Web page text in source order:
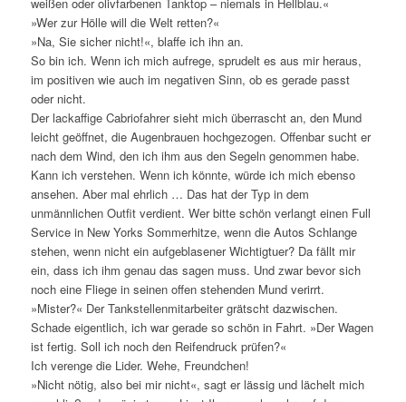
»Wer zur Hölle will die Welt retten?«
»Na, Sie sicher nicht!«, blaffe ich ihn an.
So bin ich. Wenn ich mich aufrege, sprudelt es aus mir heraus,
im positiven wie auch im negativen Sinn, ob es gerade passt
oder nicht.
Der lackaffige Cabriofahrer sieht mich überrascht an, den Mund
leicht geöffnet, die Augenbrauen hochgezogen. Offenbar sucht er
nach dem Wind, den ich ihm aus den Segeln genommen habe.
Kann ich verstehen. Wenn ich könnte, würde ich mich ebenso
ansehen. Aber mal ehrlich … Das hat der Typ in dem
unmännlichen Outfit verdient. Wer bitte schön verlangt einen Full
Service in New Yorks Sommerhitze, wenn die Autos Schlange
stehen, wenn nicht ein aufgeblasener Wichtigtuer? Da fällt mir
ein, dass ich ihm genau das sagen muss. Und zwar bevor sich
noch eine Fliege in seinen offen stehenden Mund verirrt.
»Mister?« Der Tankstellenmitarbeiter grätscht dazwischen.
Schade eigentlich, ich war gerade so schön in Fahrt. »Der Wagen
ist fertig. Soll ich noch den Reifendruck prüfen?«
Ich verenge die Lider. Wehe, Freundchen!
»Nicht nötig, also bei mir nicht«, sagt er lässig und lächelt mich